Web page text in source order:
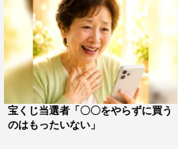
宝くじ当選者「〇〇をやらずに買う
のはもったいない」